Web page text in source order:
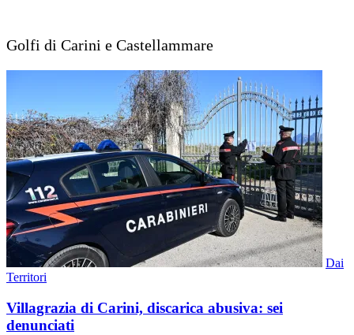
Golfi di Carini e Castellammare
Dai
Territori
Villagrazia di Carini, discarica abusiva: sei
denunciati